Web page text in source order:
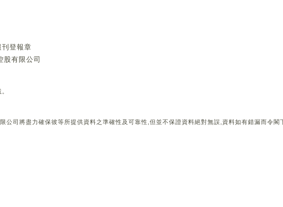
登報章
有限公司
公司將盡力確保彼等所提供資料之準確性及可靠性,但並不保證資料絕對無誤,資料如有錯漏而令閣